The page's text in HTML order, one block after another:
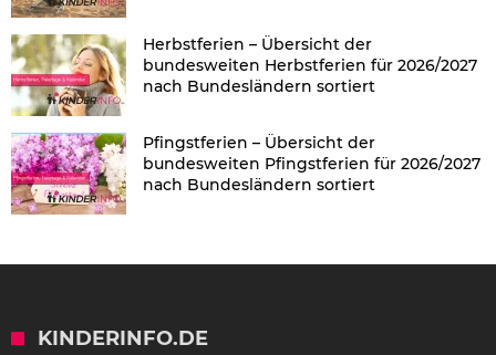
Herbstferien – Übersicht der
bundesweiten Herbstferien für 2026/2027
nach Bundesländern sortiert
Pfingstferien – Übersicht der
bundesweiten Pfingstferien für 2026/2027
nach Bundesländern sortiert
KINDERINFO.DE